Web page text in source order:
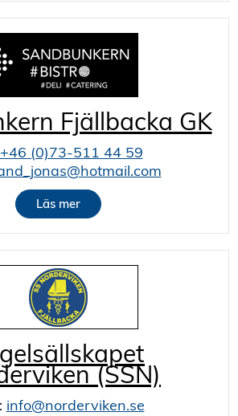
Fjällbacka GK
+46 (0)73-511 44 59
Läs mer
(SSN)
info@norderviken.se